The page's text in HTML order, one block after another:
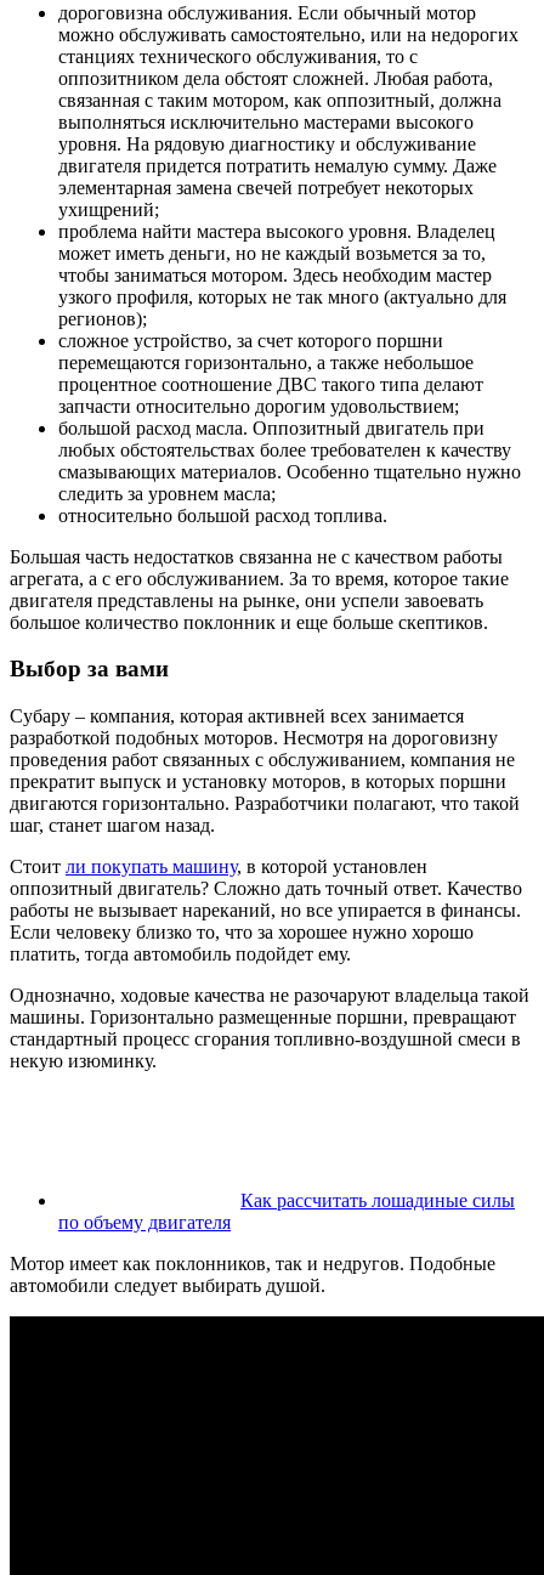
дороговизна обслуживания. Если обычный мотор
можно обслуживать самостоятельно, или на недорогих
станциях технического обслуживания, то с
оппозитником дела обстоят сложней. Любая работа,
связанная с таким мотором, как оппозитный, должна
выполняться исключительно мастерами высокого
уровня. На рядовую диагностику и обслуживание
двигателя придется потратить немалую сумму. Даже
элементарная замена свечей потребует некоторых
ухищрений;
проблема найти мастера высокого уровня. Владелец
может иметь деньги, но не каждый возьмется за то,
чтобы заниматься мотором. Здесь необходим мастер
узкого профиля, которых не так много (актуально для
регионов);
сложное устройство, за счет которого поршни
перемещаются горизонтально, а также небольшое
процентное соотношение ДВС такого типа делают
запчасти относительно дорогим удовольствием;
большой расход масла. Оппозитный двигатель при
любых обстоятельствах более требователен к качеству
смазывающих материалов. Особенно тщательно нужно
следить за уровнем масла;
относительно большой расход топлива.
Большая часть недостатков связанна не с качеством работы
агрегата, а с его обслуживанием. За то время, которое такие
двигателя представлены на рынке, они успели завоевать
большое количество поклонник и еще больше скептиков.
Выбор за вами
Субару – компания, которая активней всех занимается
разработкой подобных моторов. Несмотря на дороговизну
проведения работ связанных с обслуживанием, компания не
прекратит выпуск и установку моторов, в которых поршни
двигаются горизонтально. Разработчики полагают, что такой
шаг, станет шагом назад.
Стоит ли покупать машину, в которой установлен
оппозитный двигатель? Сложно дать точный ответ. Качество
работы не вызывает нареканий, но все упирается в финансы.
Если человеку близко то, что за хорошее нужно хорошо
платить, тогда автомобиль подойдет ему.
Однозначно, ходовые качества не разочаруют владельца такой
машины. Горизонтально размещенные поршни, превращают
стандартный процесс сгорания топливно-воздушной смеси в
некую изюминку.
Как рассчитать лошадиные силы
по объему двигателя
Мотор имеет как поклонников, так и недругов. Подобные
автомобили следует выбирать душой.